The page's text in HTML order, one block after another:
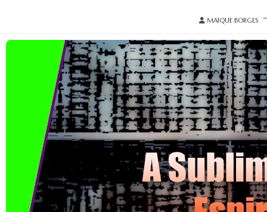
MAIQUE BORGES